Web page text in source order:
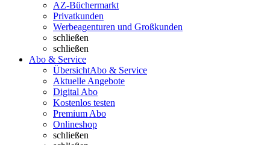
AZ-Büchermarkt
Privatkunden
Werbeagenturen und Großkunden
schließen
schließen
Abo & Service
ÜbersichtAbo & Service
Aktuelle Angebote
Digital Abo
Kostenlos testen
Premium Abo
Onlineshop
schließen